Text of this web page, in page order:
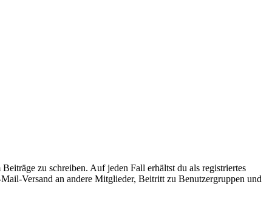
zu schreiben. Auf jeden Fall erhältst du als registriertes
Versand an andere Mitglieder, Beitritt zu Benutzergruppen und